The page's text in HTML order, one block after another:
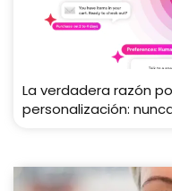
La verdadera razón
personalización: